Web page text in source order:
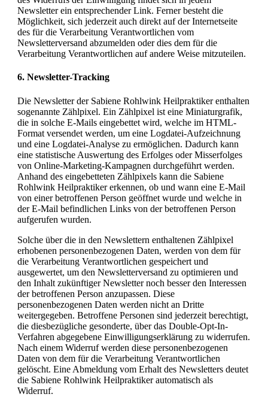
Newsletter ein entsprechender Link. Ferner besteht die
Möglichkeit, sich jederzeit auch direkt auf der Internetseite
des für die Verarbeitung Verantwortlichen vom
Newsletterversand abzumelden oder dies dem für die
Verarbeitung Verantwortlichen auf andere Weise mitzuteilen.
6. Newsletter-Tracking
Die Newsletter der Sabiene Rohlwink Heilpraktiker enthalten
sogenannte Zählpixel. Ein Zählpixel ist eine Miniaturgrafik,
die in solche E-Mails eingebettet wird, welche im HTML-
Format versendet werden, um eine Logdatei-Aufzeichnung
und eine Logdatei-Analyse zu ermöglichen. Dadurch kann
eine statistische Auswertung des Erfolges oder Misserfolges
von Online-Marketing-Kampagnen durchgeführt werden.
Anhand des eingebetteten Zählpixels kann die Sabiene
Rohlwink Heilpraktiker erkennen, ob und wann eine E-Mail
von einer betroffenen Person geöffnet wurde und welche in
der E-Mail befindlichen Links von der betroffenen Person
aufgerufen wurden.
Solche über die in den Newslettern enthaltenen Zählpixel
erhobenen personenbezogenen Daten, werden von dem für
die Verarbeitung Verantwortlichen gespeichert und
ausgewertet, um den Newsletterversand zu optimieren und
den Inhalt zukünftiger Newsletter noch besser den Interessen
der betroffenen Person anzupassen. Diese
personenbezogenen Daten werden nicht an Dritte
weitergegeben. Betroffene Personen sind jederzeit berechtigt,
die diesbezügliche gesonderte, über das Double-Opt-In-
Verfahren abgegebene Einwilligungserklärung zu widerrufen.
Nach einem Widerruf werden diese personenbezogenen
Daten von dem für die Verarbeitung Verantwortlichen
gelöscht. Eine Abmeldung vom Erhalt des Newsletters deutet
die Sabiene Rohlwink Heilpraktiker automatisch als
Widerruf.